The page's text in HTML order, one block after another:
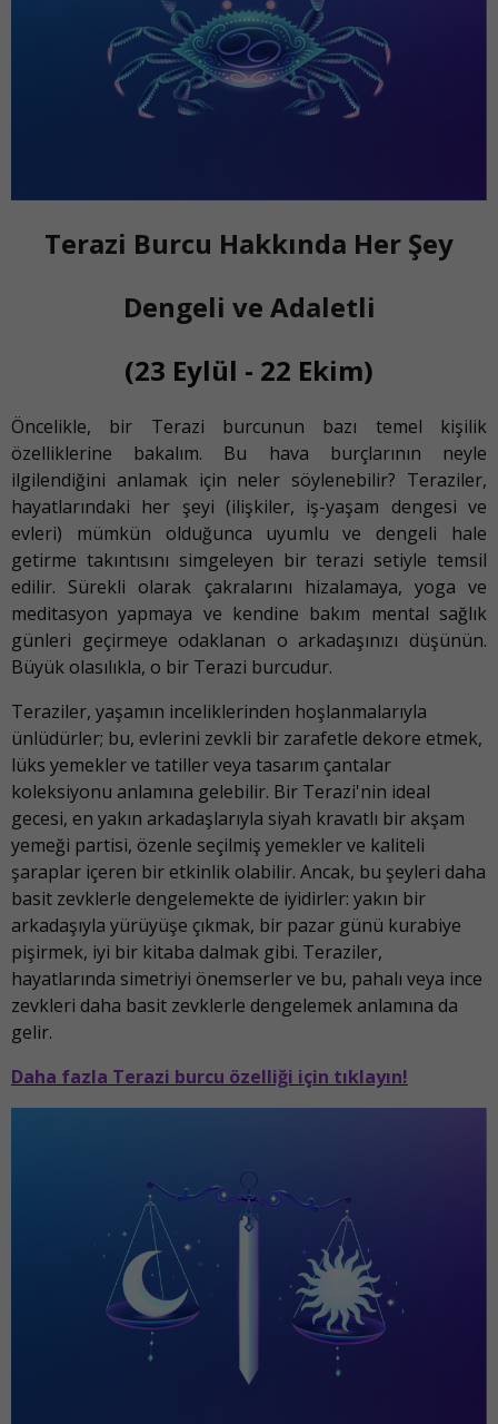
Terazi Burcu Hakkında Her Şey
Dengeli ve Adaletli
(23 Eylül - 22 Ekim)
Öncelikle, bir Terazi burcunun bazı temel kişilik
özelliklerine bakalım. Bu hava burçlarının neyle
ilgilendiğini anlamak için neler söylenebilir? Teraziler,
hayatlarındaki her şeyi (ilişkiler, iş-yaşam dengesi ve
evleri) mümkün olduğunca uyumlu ve dengeli hale
getirme takıntısını simgeleyen bir terazi setiyle temsil
edilir. Sürekli olarak çakralarını hizalamaya, yoga ve
meditasyon yapmaya ve kendine bakım mental sağlık
günleri geçirmeye odaklanan o arkadaşınızı düşünün.
Büyük olasılıkla, o bir Terazi burcudur.
Teraziler, yaşamın inceliklerinden hoşlanmalarıyla
ünlüdürler; bu, evlerini zevkli bir zarafetle dekore etmek,
lüks yemekler ve tatiller veya tasarım çantalar
koleksiyonu anlamına gelebilir. Bir Terazi'nin ideal
gecesi, en yakın arkadaşlarıyla siyah kravatlı bir akşam
yemeği partisi, özenle seçilmiş yemekler ve kaliteli
şaraplar içeren bir etkinlik olabilir. Ancak, bu şeyleri daha
basit zevklerle dengelemekte de iyidirler: yakın bir
arkadaşıyla yürüyüşe çıkmak, bir pazar günü kurabiye
pişirmek, iyi bir kitaba dalmak gibi. Teraziler,
hayatlarında simetriyi önemserler ve bu, pahalı veya ince
zevkleri daha basit zevklerle dengelemek anlamına da
gelir.
Daha fazla Terazi burcu özelliği için tıklayın!